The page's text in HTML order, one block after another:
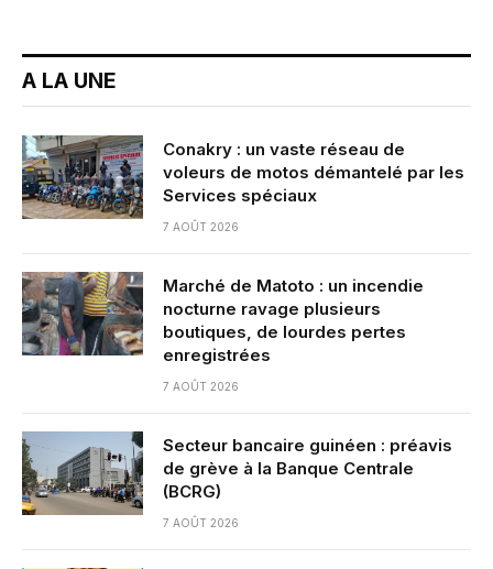
A LA UNE
Conakry : un vaste réseau de
voleurs de motos démantelé par les
Services spéciaux
7 AOÛT 2026
Marché de Matoto : un incendie
nocturne ravage plusieurs
boutiques, de lourdes pertes
enregistrées
7 AOÛT 2026
Secteur bancaire guinéen : préavis
de grève à la Banque Centrale
(BCRG)
7 AOÛT 2026